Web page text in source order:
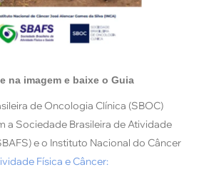
na imagem e baixe o Guia
de Oncologia Clínica (SBOC)
a Sociedade Brasileira de Atividade
e o Instituto Nacional do Câncer
Física e Câncer: